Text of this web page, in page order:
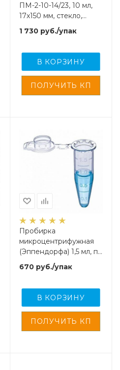
ПМ-2-10-14/23, 10 мл,
17х150 мм, стекло,
шлиф 14/23, 10 шт/упак
1 730руб./упак
В КОРЗИНУ
Пробирка
микроцентрифужная
(Эппендорфа) 1,5 мл, п/
п, нестерил., M.Med,
500 шт/упак
670руб./упак
В КОРЗИНУ